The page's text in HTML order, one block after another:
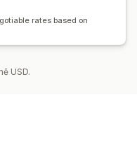
rates based on
USD.